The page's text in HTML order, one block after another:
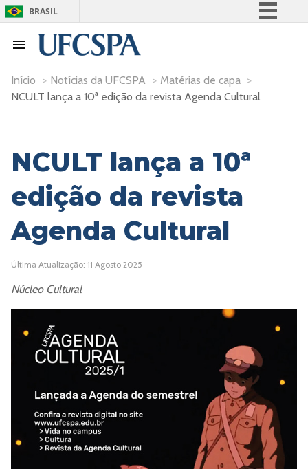
BRASIL
Participe
Acesso à informação
Início > Notícias da UFCSPA > Matérias de capa >
NCULT lança a 10ª edição da revista Agenda Cultural
NCULT lança a 10ª
edição da revista
Agenda Cultural
Última Atualização: 11 Agosto 2025
Núcleo Cultural